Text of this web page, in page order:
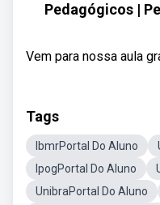
Pedagógicos |
Vem para nossa aula
Tags
IbmrPortal Do Aluno
IpogPortal Do Aluno
UnibraPortal Do Aluno